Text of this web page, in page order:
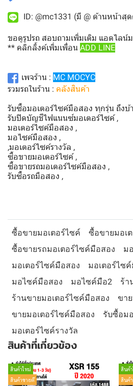
ID: @mc1331 (มี @ ด้านหน้าสุ
ขอดูรูปรถ สอบถามเพิ่มเติม แอดไลน์
** คลิกลิ้งค์เพิ่มเพื่อน ADD LINE
เพจร้าน : MC MOCYC
รวมรถในร้าน : คลังสินค้า
รับซื้อมอเตอร์ไซค์มือสอง ทุกรุ่น ถึงบ้
รับปิดบัญชีไฟแนนซ์มอเตอร์ไซค์ ,
มอเตอร์ไซค์มือสอง ,
มอไซค์มือสอง ,
,มอเตอร์ไซค์รางวัล ,
ซื้อขายมอเตอร์ไซค์ ,
ซื้อขายรถมอเตอร์ไซค์มือสอง ,
รับซื้อรถมือสอง ,
ซื้อขายมอเตอร์ไซค์
ซื้อขายมอเ
ซื้อขายรถมอเตอร์ไซค์มือสอง
ม
มอเตอร์ไซค์มือสอง
มอเตอร์ไซ
มอไซค์มือสอง
มอไซค์มือ2
ร้า
ร้านขายมอเตอร์ไซค์มือสอง
ขา
ขายมอเตอร์ไซค์มือสอง
รับซื้อม
มอเตอร์ไซค์รางวัล
สินค้าที่เกี่ยวข้อง
สินค้าใหม่
สินค้าขายดี
สินค้
สินค้